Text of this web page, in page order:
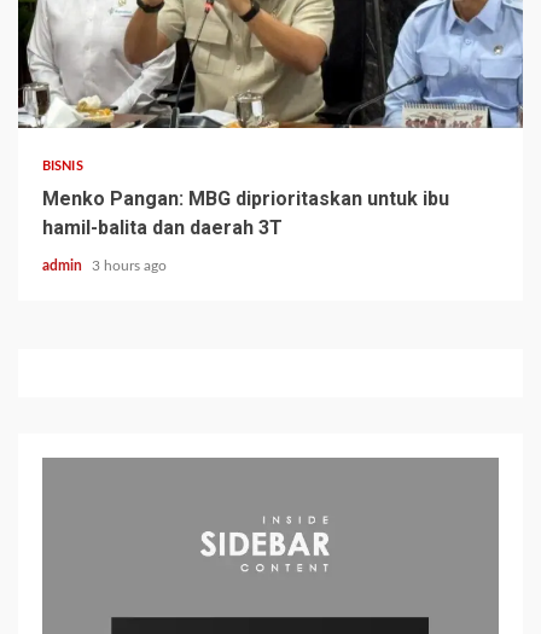
BISNIS
Menko Pangan: MBG diprioritaskan untuk ibu
hamil-balita dan daerah 3T
admin 3 hours ago